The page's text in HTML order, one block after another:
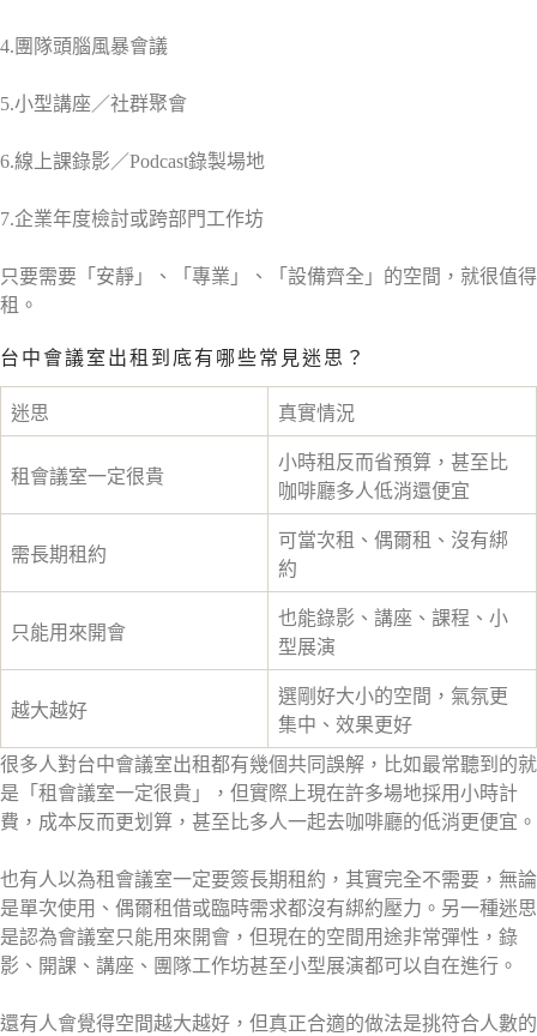
4.團隊頭腦風暴會議
5.小型講座／社群聚會
6.線上課錄影／Podcast錄製場地
7.企業年度檢討或跨部門工作坊
只要需要「安靜」、「專業」、「設備齊全」的空間，就很值得
租。
台中會議室出租到底有哪些常見迷思？
迷思 真實情況
租會議室一定很貴
小時租反而省預算，甚至比
咖啡廳多人低消還便宜
需長期租約
可當次租、偶爾租、沒有綁
約
只能用來開會
也能錄影、講座、課程、小
型展演
越大越好
選剛好大小的空間，氣氛更
集中、效果更好
很多人對台中會議室出租都有幾個共同誤解，比如最常聽到的就
是「租會議室一定很貴」，但實際上現在許多場地採用小時計
費，成本反而更划算，甚至比多人一起去咖啡廳的低消更便宜。
也有人以為租會議室一定要簽長期租約，其實完全不需要，無論
是單次使用、偶爾租借或臨時需求都沒有綁約壓力。另一種迷思
是認為會議室只能用來開會，但現在的空間用途非常彈性，錄
影、開課、講座、團隊工作坊甚至小型展演都可以自在進行。
還有人會覺得空間越大越好，但真正合適的做法是挑符合人數的